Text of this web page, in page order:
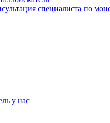
специалиста по
у нас